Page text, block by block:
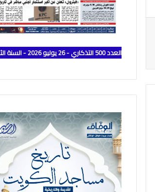
العدد 500 التذكاري - 26 يوليو 2026 - السنة الثالثة